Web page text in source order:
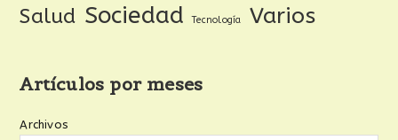
Salud Sociedad Tecnología Varios
Artículos por meses
Archivos